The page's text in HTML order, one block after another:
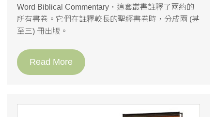
Word Biblical Commentary，這套叢書註釋了兩約的
所有書卷。它們在註釋較長的聖經書卷時，分成兩 (甚
至三) 冊出版。
Read More